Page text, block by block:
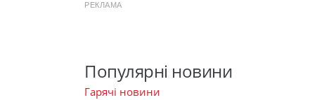
РЕКЛАМА
Популярні новини
Гарячі новини